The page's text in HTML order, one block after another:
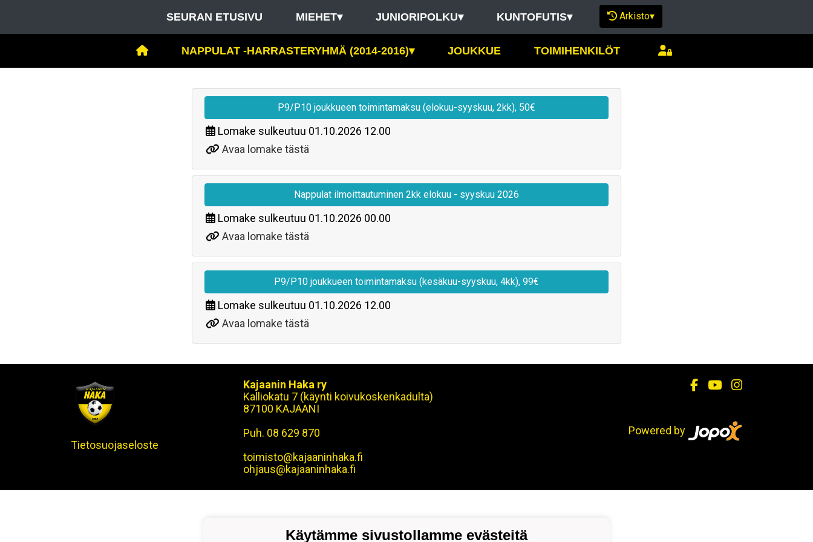
SEURAN ETUSIVU MIEHET▾ JUNIORIPOLKU▾ KUNTOFUTIS▾ Arkisto▾
NAPPULAT -HARRASTERYHMÄ (2014-2016)▾ JOUKKUE TOIMIHENKILÖT
P9/P10 joukkueen toimintamaksu (elokuu-syyskuu, 2kk), 50€
Lomake sulkeutuu 01.10.2026 12.00
Avaa lomake tästä
Nappulat ilmoittautuminen 2kk elokuu - syyskuu 2026
Lomake sulkeutuu 01.10.2026 00.00
Avaa lomake tästä
P9/P10 joukkueen toimintamaksu (kesäkuu-syyskuu, 4kk), 99€
Lomake sulkeutuu 01.10.2026 12.00
Avaa lomake tästä
Tietosuojaseloste
Kajaanin Haka ry
Kalliokatu 7 (käynti koivukoskenkadulta)
87100 KAJAANI
Puh. 08 629 870
toimisto@kajaaninhaka.fi
ohjaus@kajaaninhaka.fi
Powered by
Käytämme sivustollamme evästeitä